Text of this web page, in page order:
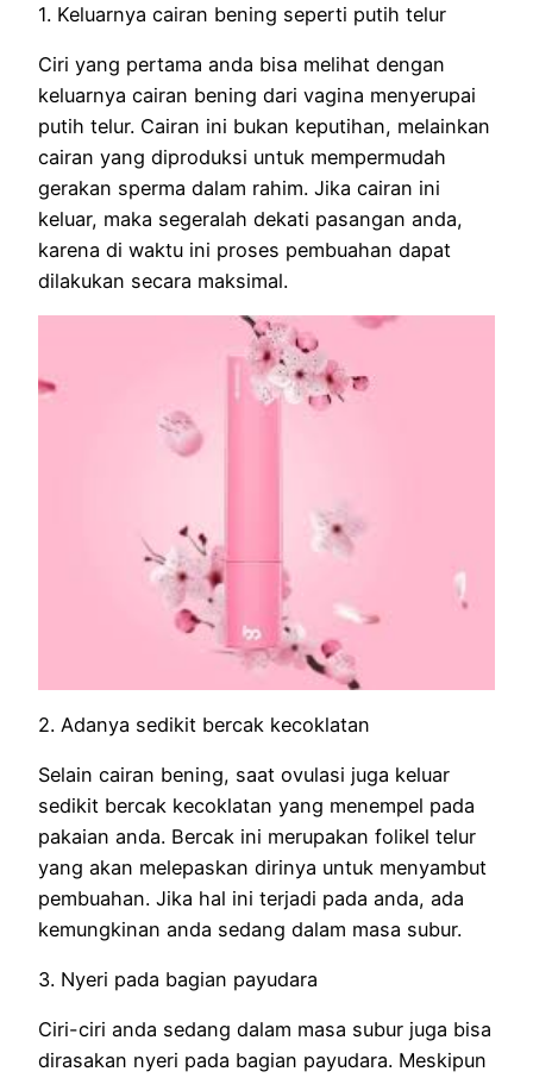
1. Keluarnya cairan bening seperti putih telur
Ciri yang pertama anda bisa melihat dengan
keluarnya cairan bening dari vagina menyerupai
putih telur. Cairan ini bukan keputihan, melainkan
cairan yang diproduksi untuk mempermudah
gerakan sperma dalam rahim. Jika cairan ini
keluar, maka segeralah dekati pasangan anda,
karena di waktu ini proses pembuahan dapat
dilakukan secara maksimal.
2. Adanya sedikit bercak kecoklatan
Selain cairan bening, saat ovulasi juga keluar
sedikit bercak kecoklatan yang menempel pada
pakaian anda. Bercak ini merupakan folikel telur
yang akan melepaskan dirinya untuk menyambut
pembuahan. Jika hal ini terjadi pada anda, ada
kemungkinan anda sedang dalam masa subur.
3. Nyeri pada bagian payudara
Ciri-ciri anda sedang dalam masa subur juga bisa
dirasakan nyeri pada bagian payudara. Meskipun